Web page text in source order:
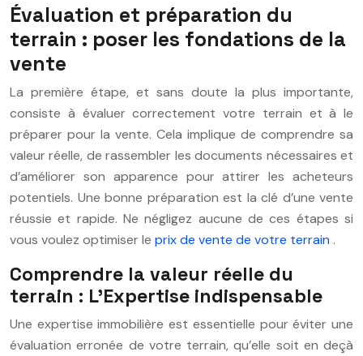
Évaluation et préparation du
terrain : poser les fondations de la
vente
La première étape, et sans doute la plus importante,
consiste à évaluer correctement votre terrain et à le
préparer pour la vente. Cela implique de comprendre sa
valeur réelle, de rassembler les documents nécessaires et
d’améliorer son apparence pour attirer les acheteurs
potentiels. Une bonne préparation est la clé d’une vente
réussie et rapide. Ne négligez aucune de ces étapes si
vous voulez optimiser le prix de vente de votre terrain .
Comprendre la valeur réelle du
terrain : L’Expertise indispensable
Une expertise immobilière est essentielle pour éviter une
évaluation erronée de votre terrain, qu’elle soit en deçà